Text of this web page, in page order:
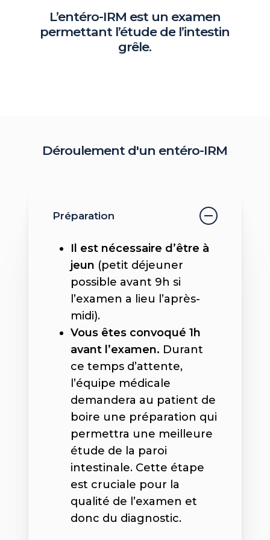
L’entéro-IRM est un examen
permettant l’étude de l’intestin
grêle.
Déroulement d'un entéro-IRM
Préparation
Il est nécessaire d’être à
jeun (petit déjeuner
possible avant 9h si
l’examen a lieu l’après-
midi).
Vous êtes convoqué 1h
avant l’examen. Durant
ce temps d’attente,
l’équipe médicale
demandera au patient de
boire une préparation qui
permettra une meilleure
étude de la paroi
intestinale. Cette étape
est cruciale pour la
qualité de l’examen et
donc du diagnostic.